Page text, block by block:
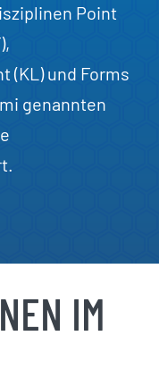
Point
(KL) und Forms
genannten
IM